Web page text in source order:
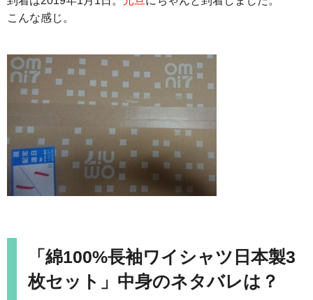
こんな感じ。
「綿100%長袖ワイシャツ日本製3
枚セット」中身のネタバレは？